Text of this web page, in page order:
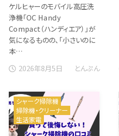
ケルヒャーのモバイル高圧洗
浄機「OC Handy
Compact（ハンディエア）」が
気になるものの、「小さいのに
本…
2026年8月5日
とんぷん
シャーク掃除機
掃除機・クリーナー
生活家電